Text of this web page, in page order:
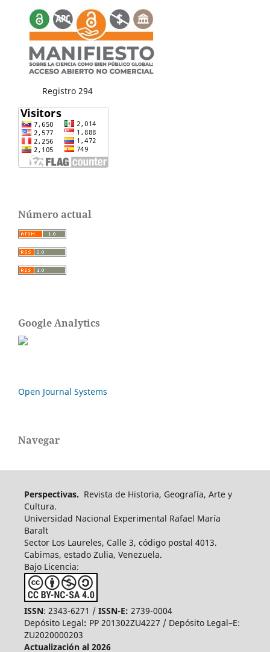
Registro 294
Número actual
Google Analytics
Open Journal Systems
Navegar
Perspectivas. Revista de Historia, Geografía, Arte y
Cultura.
Universidad Nacional Experimental Rafael María
Baralt
Sector Los Laureles, Calle 3, código postal 4013.
Cabimas, estado Zulia, Venezuela.
Bajo Licencia:
ISSN: 2343-6271 / ISSN-E: 2739-0004
Depósito Legal: PP 201302ZU4227 / Depósito Legal–E:
ZU2020000203
Actualización al 2026